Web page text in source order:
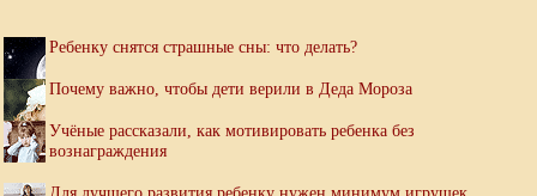
Ребенку снятся страшные сны: что делать?
Почему важно, чтобы дети верили в Деда Мороза
Учёные рассказали, как мотивировать ребенка без
вознаграждения